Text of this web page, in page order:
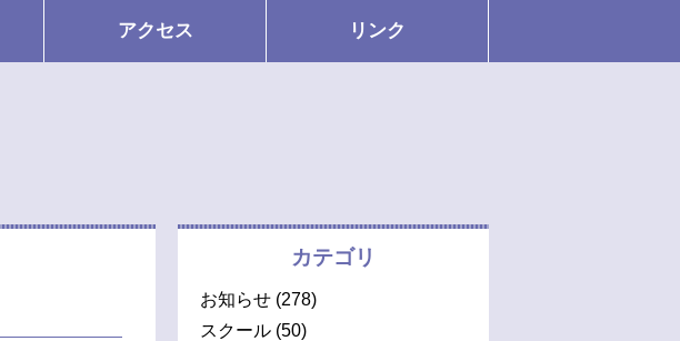
アクセス リンク
カテゴリ
お知らせ (278)
スクール (50)